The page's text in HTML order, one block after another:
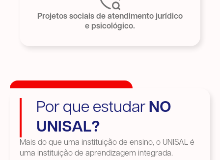
Projetos sociais de atendimento jurídico
e psicológico.
Por que estudar NO
UNISAL?
Mais do que uma instituição de ensino, o UNISAL é
uma instituição de aprendizagem integrada.